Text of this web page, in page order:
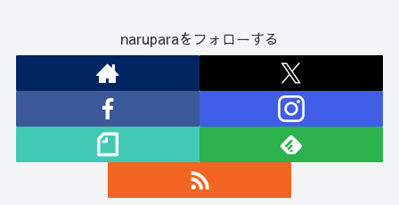
naruparaをフォローする